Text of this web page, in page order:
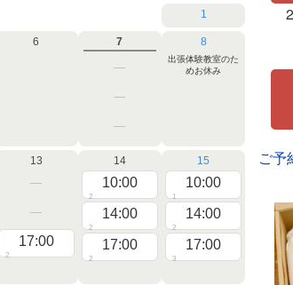
1
6 7 8
出張体験教室のた
めお休み
13
17:00
2
14
10:00
2
14:00
2
17:00
2
15
10:00
1
14:00
2
17:00
3
ご予